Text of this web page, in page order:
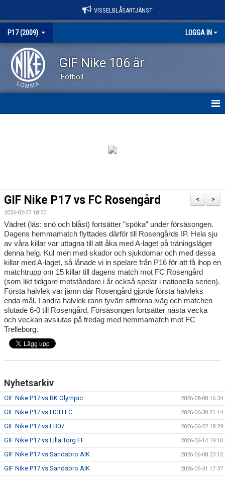
VISSELBLÅSARTJÄNST
P17 (2009) LOGGA IN
GIF Nike 106 år
Fotboll
TRUPPEN
BILDGALLERI
DOKUMENT
KONTAKT
P17 DIV.1 2026 SYDVÄSTRA GÖTALAND
>
<
GIF Nike P17 vs FC Rosengård
2026-02-07 18:30
Vädret (läs: snö och blåst) fortsätter ”spöka” under försäsongen.
Dagens hemmamatch flyttades därför till Rosengårds IP. Hela sju
av våra killar var uttagna till att åka med A-laget på träningsläger
denna helg. Kul men med skador och sjukdomar och med dessa
killar med A-laget, så lånade vi in spelare från P16 för att få ihop en
matchtrupp om 15 killar till dagens match mot FC Rosengård
(som likt tidigare motståndare i år också spelar i nationella serien).
Första halvlek var jämn där Rosengård gjorde första halvleks
enda mål. I andra halvlek rann tyvärr siffrorna iväg och matchen
slutade 6-0 till Rosengård. Försäsongen fortsätter nästa vecka
och veckan avslutas på fredag med hemmamatch mot FC
Trelleborg.
Nyhetsarkiv
GIF Nike P17 vs BK Olympic 2026-08-08 16:34
GIF Nike P17 vs HGH FC 2026-06-30 21:14
GIF Nike P17 vs LB07 2026-06-22 18:29
GIF Nike P17 vs Lilla Torg FF 2026-06-14 19:10
GIF Nike P17 vs Sandsbro AIK 2026-06-08 23:12
GIF Nike P17 vs Sandsbro AIK 2026-05-31 17:37